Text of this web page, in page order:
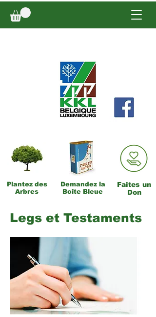
Plantez des
Arbres
Demandez la
Boîte Bleue
Faites un
Don
Legs et Testaments